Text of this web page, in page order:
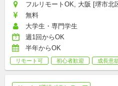
フルリモートOK, 大阪 [堺市北
無料
大学生・専門学生
週1回からOK
半年からOK
リモート可 初心者歓迎 成長意